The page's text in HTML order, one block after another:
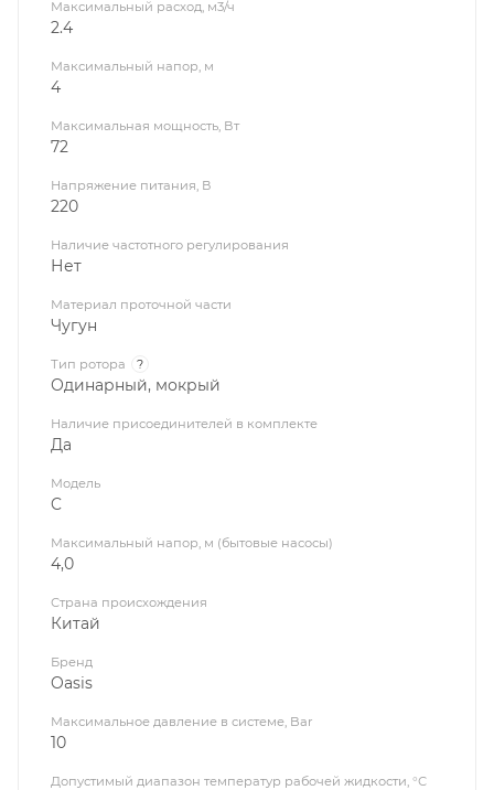
Максимальный расход, м3/ч
2.4
Максимальный напор, м
4
Максимальная мощность, Вт
72
Напряжение питания, В
220
Наличие частотного регулирования
Нет
Материал проточной части
Чугун
Тип ротора ?
Одинарный, мокрый
Наличие присоединителей в комплекте
Да
Модель
C
Максимальный напор, м (бытовые насосы)
4,0
Страна происхождения
Китай
Бренд
Oasis
Максимальное давление в системе, Bar
10
Допустимый диапазон температур рабочей жидкости, °С